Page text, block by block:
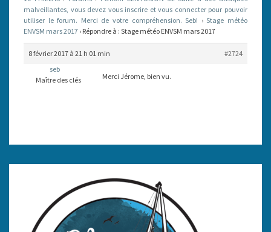
malveillantes, vous devez vous inscrire et vous connecter pour pouvoir
utiliser le forum. Merci de votre compréhension. Seb! › Stage météo
ENVSM mars 2017 › Répondre à : Stage météo ENVSM mars 2017
8 février 2017 à 21 h 01 min
#2724
seb
Maître des clés
Merci Jérome, bien vu.